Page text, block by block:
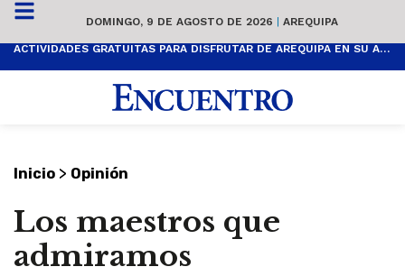
DOMINGO, 9 DE AGOSTO DE 2026 | AREQUIPA
ACTIVIDADES GRATUITAS PARA DISFRUTAR DE AREQUIPA EN SU ANIVERSARIO
Inicio > Opinión
Los maestros que
admiramos